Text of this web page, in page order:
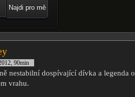
Najdi pro mě
90min
nestabilní dospívající dívka a legenda o
vrahu.